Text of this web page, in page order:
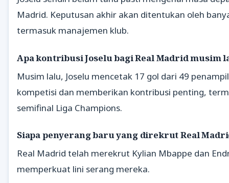
Madrid. Keputusan akhir akan ditentukan oleh
termasuk manajemen klub.
Apa kontribusi Joselu bagi Real Madrid musim
Musim lalu, Joselu mencetak 17 gol dari 49
kompetisi dan memberikan kontribusi penting,
semifinal Liga Champions.
Siapa penyerang baru yang direkrut Real
Real Madrid telah merekrut Kylian Mbappe dan
memperkuat lini serang mereka.